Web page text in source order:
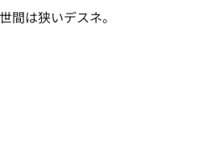
間は狭いデスネ。